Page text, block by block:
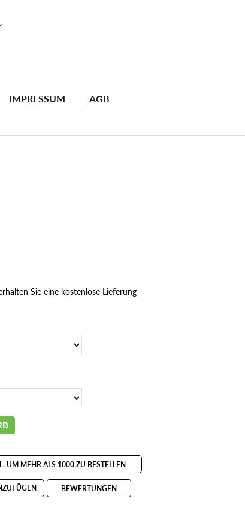
IMPRESSUM AGB
Sie eine kostenlose Lieferung
UM MEHR ALS 1000 ZU BESTELLEN
BEWERTUNGEN